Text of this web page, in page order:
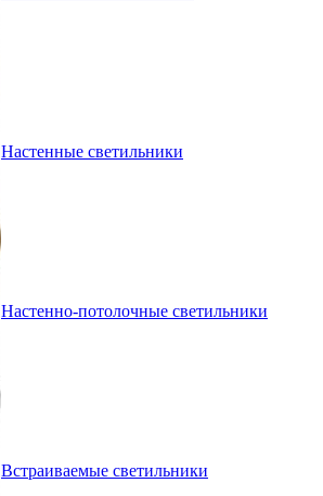
Настенные светильники
Настенно-потолочные светильники
Встраиваемые светильники